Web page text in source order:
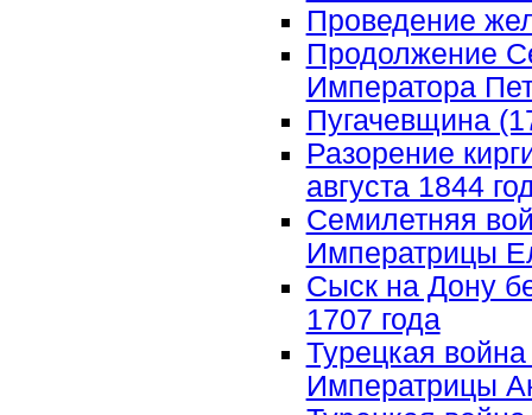
Проведение
Продолжение
Императора
Пугачевщина
Разорение
августа 1844
Семилетняя
Императрицы
Сыск на Дону
1707 года
Турецкая война
Императрицы